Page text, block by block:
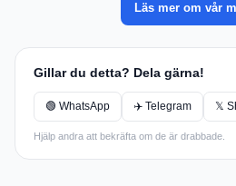
Läs mer om vår
Gillar du detta? Dela gärna!
🟢 WhatsApp ✈️ Telegram 𝕏
Hjälp andra att bekräfta om de är drabbade.